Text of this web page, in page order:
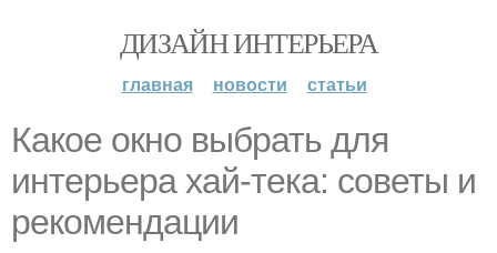
ДИЗАЙН ИНТЕРЬЕРА
главная новости статьи
Какое окно выбрать для
интерьера хай-тека: советы и
рекомендации